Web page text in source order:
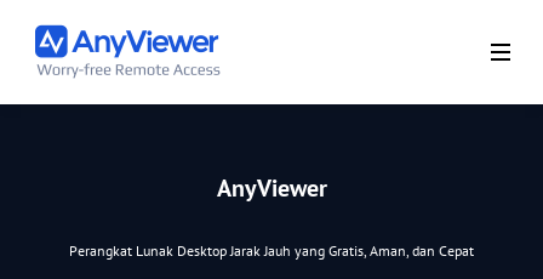
AnyViewer
Perangkat Lunak Desktop Jarak Jauh yang Gratis, Aman, dan Cepat